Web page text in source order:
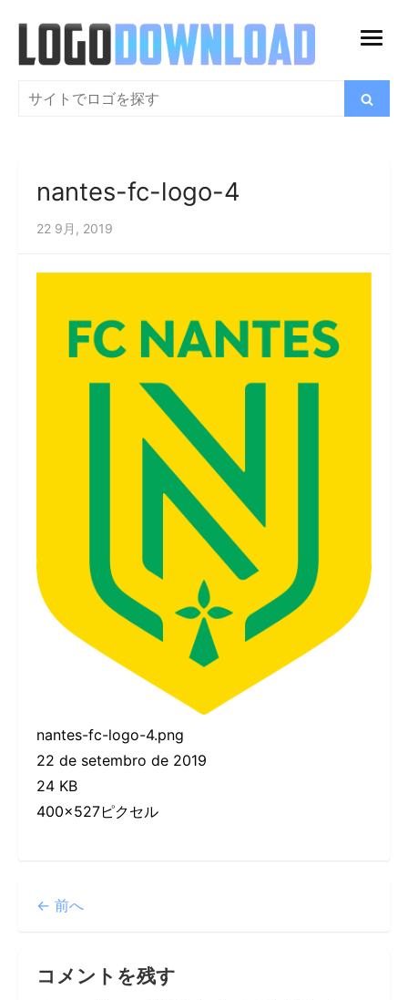
テ
メ
ュ
検
検
索
nantes-fc-logo-4
22 9月, 2019
nantes-fc-logo-4.png
22 de setembro de 2019
24 KB
400×527ピクセル
← 前へ
コメントを残す